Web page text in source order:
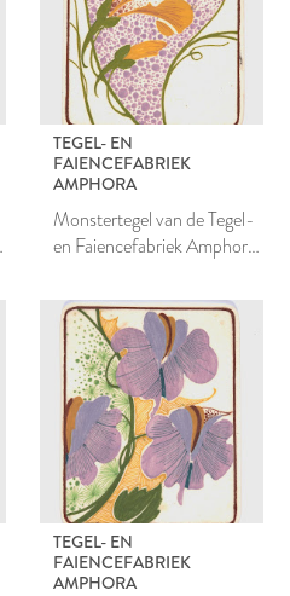
TEGEL- EN
FAIENCEFABRIEK
AMPHORA
Monstertegel van de Tegel-
en Faiencefabriek Amphora
TEGEL- EN
FAIENCEFABRIEK
AMPHORA